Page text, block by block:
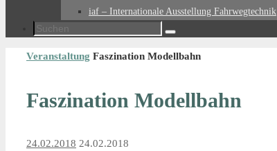
iaf – Internationale Ausstellung Fahrwegtechnik
Suchen
Suchen
Start
Veranstaltung Faszination Modellbahn
Faszination Modellbahn
24.02.2018 24.02.2018